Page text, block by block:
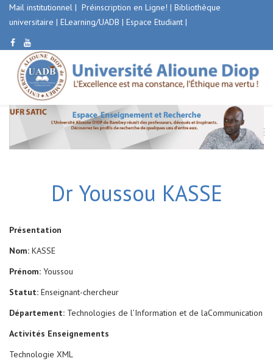
Mail institutionnel | Préinscription en Ligne! | Bibliothèque
universitaire | ELearning/UADB | Espace Etudiant |
Dr Youssou KASSE
Présentation
Nom: KASSE
Prénom: Youssou
Statut: Enseignant-chercheur
Département: Technologies de l’Information et de laCommunication
Activités Enseignements
Technologie XML